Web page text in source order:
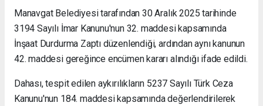
Manavgat Belediyesi tarafından 30 Aralık 2025 tarihinde
3194 Sayılı İmar Kanunu'nun 32. maddesi kapsamında
İnşaat Durdurma Zaptı düzenlendiği, ardından aynı kanunun
42. maddesi gereğince encümen kararı alındığı ifade edildi.
Dahası, tespit edilen aykırılıkların 5237 Sayılı Türk Ceza
Kanunu'nun 184. maddesi kapsamında değerlendirilerek